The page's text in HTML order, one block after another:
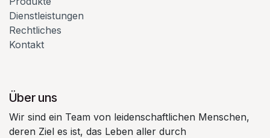
Dienstleistungen
Rechtliches
Kontakt
Über uns
Wir sind ein Team von leidenschaftlichen Menschen,
deren Ziel es ist, das Leben aller durch